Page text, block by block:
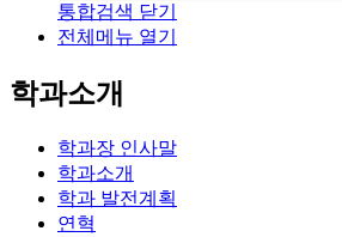
통합검색 닫기
전체메뉴 열기
학과소개
학과장 인사말
학과소개
학과 발전계획
연혁